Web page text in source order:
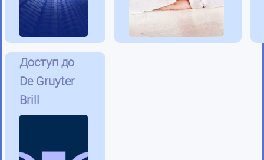
Доступ до
De Gruyter
Brill